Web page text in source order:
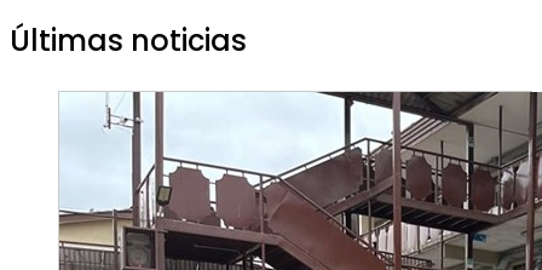
Últimas noticias